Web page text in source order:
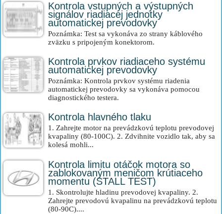
Kontrola vstupných a výstupných
signálov riadiacej jednotky
automatickej prevodovky
Poznámka: Test sa vykonáva zo strany káblového
zväzku s pripojeným konektorom.
Kontrola prvkov riadiaceho systému
automatickej prevodovky
Poznámka: Kontrola prvkov systému riadenia
automatickej prevodovky sa vykonáva pomocou
diagnostického testera.
Kontrola hlavného tlaku
1. Zahrejte motor na prevádzkovú teplotu prevodovej
kvapaliny (80-100C). 2. Zdvihnite vozidlo tak, aby sa
kolesá mohli...
Kontrola limitu otáčok motora so
zablokovaným meničom krútiaceho
momentu (STALL TEST)
1. Skontrolujte hladinu prevodovej kvapaliny. 2.
Zahrejte prevodovú kvapalinu na prevádzkovú teplotu
(80-90C)....